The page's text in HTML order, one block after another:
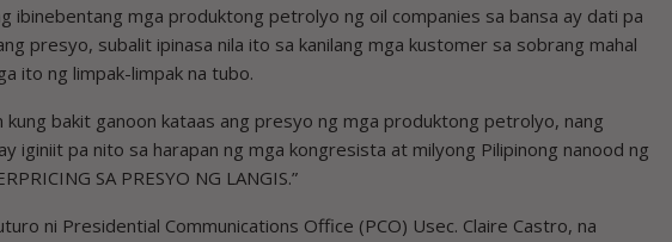
ibinebentang mga produktong petrolyo ng oil companies sa bansa ay dati pa
presyo, subalit ipinasa nila ito sa kanilang mga kustomer sa sobrang mahal
ito ng limpak-limpak na tubo.
kung bakit ganoon kataas ang presyo ng mga produktong petrolyo, nang
iginiit pa nito sa harapan ng mga kongresista at milyong Pilipinong nanood ng
SA PRESYO NG LANGIS.”
ni Presidential Communications Office (PCO) Usec. Claire Castro, na